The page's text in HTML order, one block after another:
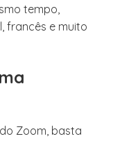
tempo,
francês e muito
Zoom, basta